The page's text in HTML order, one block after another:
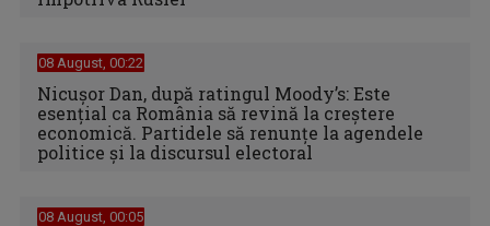
08 August, 00:22
Nicușor Dan, după ratingul Moody’s: Este
esențial ca România să revină la creștere
economică. Partidele să renunțe la agendele
politice și la discursul electoral
08 August, 00:05